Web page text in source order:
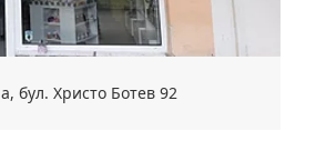
бул. Христо Ботев 92